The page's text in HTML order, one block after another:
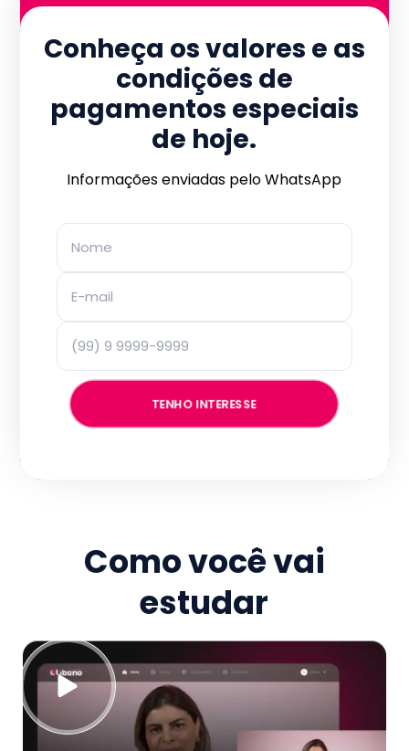
Conheça os valores e as
condições de
pagamentos especiais
de hoje.
Informações enviadas pelo WhatsApp
TENHO INTERESSE
Como você vai
estudar